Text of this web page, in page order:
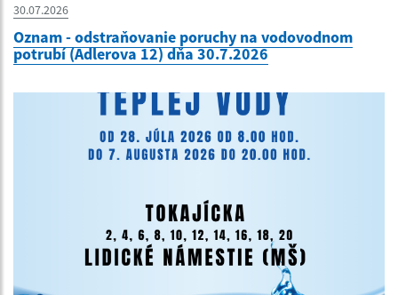
30.07.2026
Oznam - odstraňovanie poruchy na vodovodnom
potrubí (Adlerova 12) dňa 30.7.2026